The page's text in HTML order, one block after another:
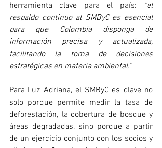
herramienta clave para el país:
“el
respaldo continuo al SMByC es esencial
para que Colombia disponga de
información precisa y actualizada,
facilitando la toma de decisiones
estratégicas en materia ambiental.”
Para Luz Adriana, el SMByC es clave no
solo porque permite medir la tasa de
deforestación, la cobertura de bosque y
áreas degradadas, sino porque a partir
de un ejercicio conjunto con los socios y